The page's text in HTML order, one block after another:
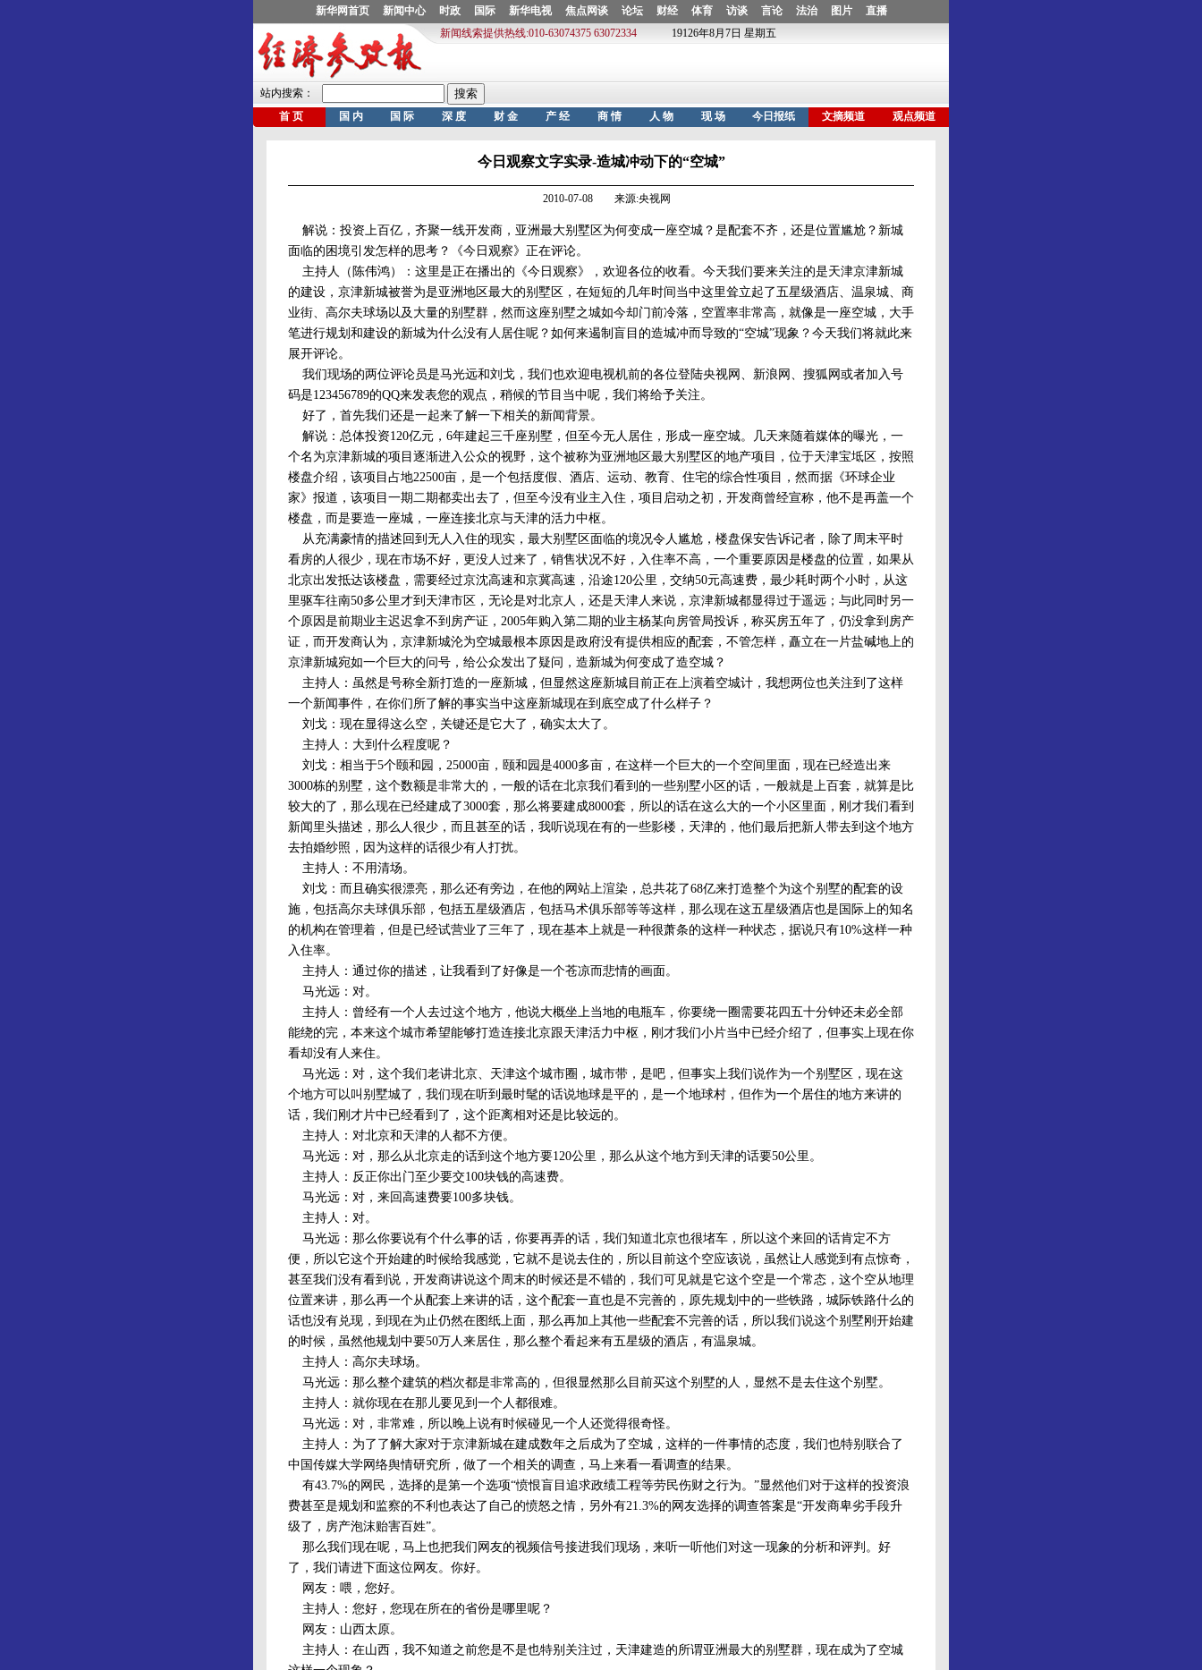
今日观察文字实录-造城冲动下的“空城”
2010-07-08 来源:央视网
解说：投资上百亿，齐聚一线开发商，亚洲最大别墅区为何变成一座空城？是配套不齐，还是位置尴尬？新城
面临的困境引发怎样的思考？《今日观察》正在评论。
主持人（陈伟鸿）：这里是正在播出的《今日观察》，欢迎各位的收看。今天我们要来关注的是天津京津新城
的建设，京津新城被誉为是亚洲地区最大的别墅区，在短短的几年时间当中这里耸立起了五星级酒店、温泉城、商
业街、高尔夫球场以及大量的别墅群，然而这座别墅之城如今却门前冷落，空置率非常高，就像是一座空城，大手
笔进行规划和建设的新城为什么没有人居住呢？如何来遏制盲目的造城冲而导致的“空城”现象？今天我们将就此来
展开评论。
我们现场的两位评论员是马光远和刘戈，我们也欢迎电视机前的各位登陆央视网、新浪网、搜狐网或者加入号
码是123456789的QQ来发表您的观点，稍候的节目当中呢，我们将给予关注。
好了，首先我们还是一起来了解一下相关的新闻背景。
解说：总体投资120亿元，6年建起三千座别墅，但至今无人居住，形成一座空城。几天来随着媒体的曝光，一
个名为京津新城的项目逐渐进入公众的视野，这个被称为亚洲地区最大别墅区的地产项目，位于天津宝坻区，按照
楼盘介绍，该项目占地22500亩，是一个包括度假、酒店、运动、教育、住宅的综合性项目，然而据《环球企业
家》报道，该项目一期二期都卖出去了，但至今没有业主入住，项目启动之初，开发商曾经宣称，他不是再盖一个
楼盘，而是要造一座城，一座连接北京与天津的活力中枢。
从充满豪情的描述回到无人入住的现实，最大别墅区面临的境况令人尴尬，楼盘保安告诉记者，除了周末平时
看房的人很少，现在市场不好，更没人过来了，销售状况不好，入住率不高，一个重要原因是楼盘的位置，如果从
北京出发抵达该楼盘，需要经过京沈高速和京冀高速，沿途120公里，交纳50元高速费，最少耗时两个小时，从这
里驱车往南50多公里才到天津市区，无论是对北京人，还是天津人来说，京津新城都显得过于遥远；与此同时另一
个原因是前期业主迟迟拿不到房产证，2005年购入第二期的业主杨某向房管局投诉，称买房五年了，仍没拿到房产
证，而开发商认为，京津新城沦为空城最根本原因是政府没有提供相应的配套，不管怎样，矗立在一片盐碱地上的
京津新城宛如一个巨大的问号，给公众发出了疑问，造新城为何变成了造空城？
主持人：虽然是号称全新打造的一座新城，但显然这座新城目前正在上演着空城计，我想两位也关注到了这样
一个新闻事件，在你们所了解的事实当中这座新城现在到底空成了什么样子？
刘戈：现在显得这么空，关键还是它大了，确实太大了。
主持人：大到什么程度呢？
刘戈：相当于5个颐和园，25000亩，颐和园是4000多亩，在这样一个巨大的一个空间里面，现在已经造出来
3000栋的别墅，这个数额是非常大的，一般的话在北京我们看到的一些别墅小区的话，一般就是上百套，就算是比
较大的了，那么现在已经建成了3000套，那么将要建成8000套，所以的话在这么大的一个小区里面，刚才我们看到
新闻里头描述，那么人很少，而且甚至的话，我听说现在有的一些影楼，天津的，他们最后把新人带去到这个地方
去拍婚纱照，因为这样的话很少有人打扰。
主持人：不用清场。
刘戈：而且确实很漂亮，那么还有旁边，在他的网站上渲染，总共花了68亿来打造整个为这个别墅的配套的设
施，包括高尔夫球俱乐部，包括五星级酒店，包括马术俱乐部等等这样，那么现在这五星级酒店也是国际上的知名
的机构在管理着，但是已经试营业了三年了，现在基本上就是一种很萧条的这样一种状态，据说只有10%这样一种
入住率。
主持人：通过你的描述，让我看到了好像是一个苍凉而悲情的画面。
马光远：对。
主持人：曾经有一个人去过这个地方，他说大概坐上当地的电瓶车，你要绕一圈需要花四五十分钟还未必全部
能绕的完，本来这个城市希望能够打造连接北京跟天津活力中枢，刚才我们小片当中已经介绍了，但事实上现在你
看却没有人来住。
马光远：对，这个我们老讲北京、天津这个城市圈，城市带，是吧，但事实上我们说作为一个别墅区，现在这
个地方可以叫别墅城了，我们现在听到最时髦的话说地球是平的，是一个地球村，但作为一个居住的地方来讲的
话，我们刚才片中已经看到了，这个距离相对还是比较远的。
主持人：对北京和天津的人都不方便。
马光远：对，那么从北京走的话到这个地方要120公里，那么从这个地方到天津的话要50公里。
主持人：反正你出门至少要交100块钱的高速费。
马光远：对，来回高速费要100多块钱。
主持人：对。
马光远：那么你要说有个什么事的话，你要再弄的话，我们知道北京也很堵车，所以这个来回的话肯定不方
便，所以它这个开始建的时候给我感觉，它就不是说去住的，所以目前这个空应该说，虽然让人感觉到有点惊奇，
甚至我们没有看到说，开发商讲说这个周末的时候还是不错的，我们可见就是它这个空是一个常态，这个空从地理
位置来讲，那么再一个从配套上来讲的话，这个配套一直也是不完善的，原先规划中的一些铁路，城际铁路什么的
话也没有兑现，到现在为止仍然在图纸上面，那么再加上其他一些配套不完善的话，所以我们说这个别墅刚开始建
的时候，虽然他规划中要50万人来居住，那么整个看起来有五星级的酒店，有温泉城。
主持人：高尔夫球场。
马光远：那么整个建筑的档次都是非常高的，但很显然那么目前买这个别墅的人，显然不是去住这个别墅。
主持人：就你现在在那儿要见到一个人都很难。
马光远：对，非常难，所以晚上说有时候碰见一个人还觉得很奇怪。
主持人：为了了解大家对于京津新城在建成数年之后成为了空城，这样的一件事情的态度，我们也特别联合了
中国传媒大学网络舆情研究所，做了一个相关的调查，马上来看一看调查的结果。
有43.7%的网民，选择的是第一个选项“愤恨盲目追求政绩工程等劳民伤财之行为。”显然他们对于这样的投资浪
费甚至是规划和监察的不利也表达了自己的愤怒之情，另外有21.3%的网友选择的调查答案是“开发商卑劣手段升
级了，房产泡沫贻害百姓”。
那么我们现在呢，马上也把我们网友的视频信号接进我们现场，来听一听他们对这一现象的分析和评判。好
了，我们请进下面这位网友。你好。
网友：喂，您好。
主持人：您好，您现在所在的省份是哪里呢？
网友：山西太原。
主持人：在山西，我不知道之前您是不是也特别关注过，天津建造的所谓亚洲最大的别墅群，现在成为了空城